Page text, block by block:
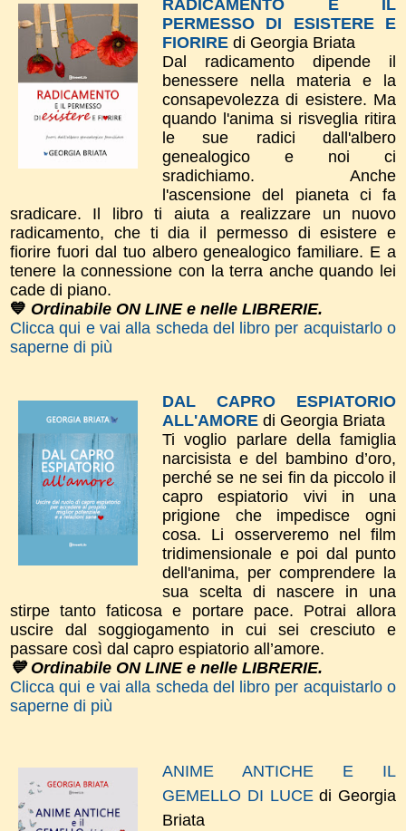
RADICAMENTO E IL
PERMESSO DI ESISTERE E
FIORIRE di Georgia Briata
Dal radicamento dipende il
benessere nella materia e la
consapevolezza di esistere. Ma
quando l'anima si risveglia ritira
le sue radici dall'albero
genealogico e noi ci
sradichiamo. Anche
l'ascensione del pianeta ci fa
sradicare. Il libro ti aiuta a realizzare un nuovo
radicamento, che ti dia il permesso di esistere e
fiorire fuori dal tuo albero genealogico familiare. E a
tenere la connessione con la terra anche quando lei
cade di piano.
💙 Ordinabile ON LINE e nelle LIBRERIE.
Clicca qui e vai alla scheda del libro per acquistarlo o
saperne di più
DAL CAPRO ESPIATORIO
ALL'AMORE di Georgia Briata
Ti voglio parlare della famiglia
narcisista e del bambino d’oro,
perché se ne sei fin da piccolo il
capro espiatorio vivi in una
prigione che impedisce ogni
cosa. Li osserveremo nel film
tridimensionale e poi dal punto
dell'anima, per comprendere la
sua scelta di nascere in una
stirpe tanto faticosa e portare pace. Potrai allora
uscire dal soggiogamento in cui sei cresciuto e
passare così dal capro espiatorio all’amore.
💙 Ordinabile ON LINE e nelle LIBRERIE.
Clicca qui e vai alla scheda del libro per acquistarlo o
saperne di più
ANIME ANTICHE E IL
GEMELLO DI LUCE di Georgia
Briata